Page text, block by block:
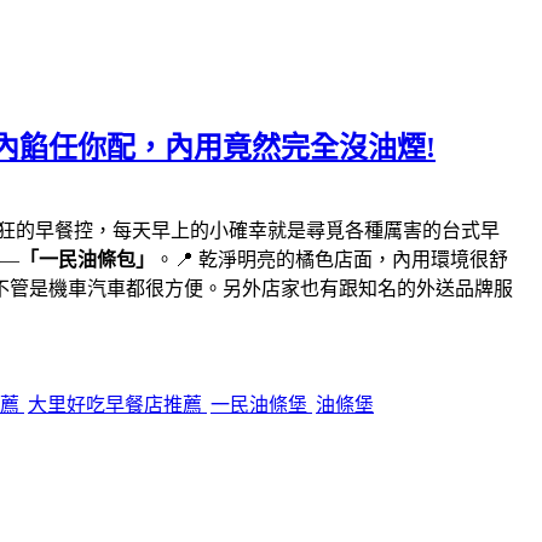
餡任你配，內用竟然完全沒油煙!
的早餐控，每天早上的小確幸就是尋覓各種厲害的台式早
「一民油條包」
。📍 乾淨明亮的橘色店面，內用環境很舒
是機車汽車都很方便。另外店家也有跟知名的外送品牌服
大里好吃早餐店推薦 一民油條堡 油條堡